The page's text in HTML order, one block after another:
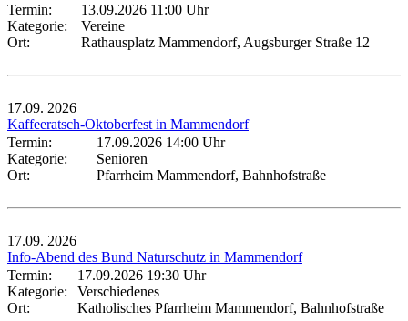
Termin:
13.09.2026 11:00 Uhr
Kategorie:
Vereine
Ort:
Rathausplatz Mammendorf, Augsburger Straße 12
17.09. 2026
Kaffeeratsch-Oktoberfest in Mammendorf
Termin:
17.09.2026 14:00 Uhr
Kategorie:
Senioren
Ort:
Pfarrheim Mammendorf, Bahnhofstraße
17.09. 2026
Info-Abend des Bund Naturschutz in Mammendorf
Termin:
17.09.2026 19:30 Uhr
Kategorie:
Verschiedenes
Ort:
Katholisches Pfarrheim Mammendorf, Bahnhofstraße